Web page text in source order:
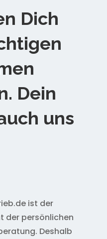
Dich
Dein
uns
ist der
der persönlichen
Deshalb